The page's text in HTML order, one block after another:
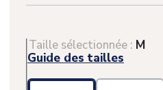
Taille sélectionnée : M
Guide des tailles